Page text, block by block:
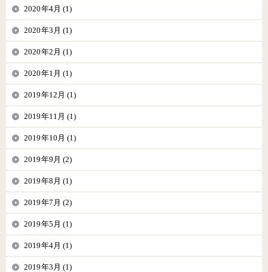
2020年4月 (1)
2020年3月 (1)
2020年2月 (1)
2020年1月 (1)
2019年12月 (1)
2019年11月 (1)
2019年10月 (1)
2019年9月 (2)
2019年8月 (1)
2019年7月 (2)
2019年5月 (1)
2019年4月 (1)
2019年3月 (1)